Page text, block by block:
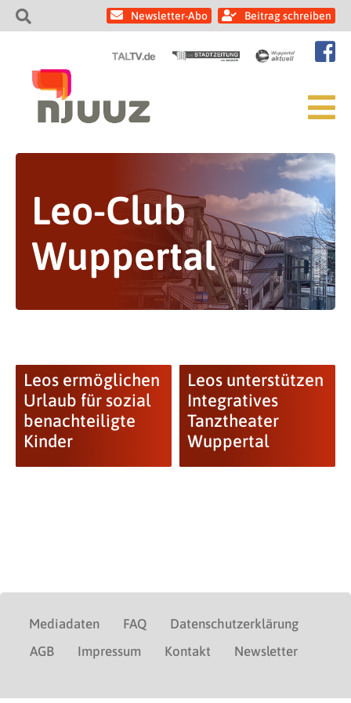
Newsletter-Abo Beitrag schreiben
Leo-Club
Wuppertal
Leos ermöglichen
Urlaub für sozial
benachteiligte
Kinder
Leos unterstützen
Integratives
Tanztheater
Wuppertal
Mediadaten FAQ
Datenschutzerklärung
AGB
Impressum Kontakt Newsletter